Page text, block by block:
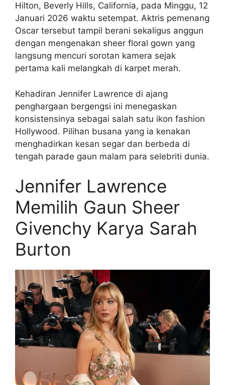
Hilton, Beverly Hills, California, pada Minggu, 12
Januari 2026 waktu setempat. Aktris pemenang
Oscar tersebut tampil berani sekaligus anggun
dengan mengenakan sheer floral gown yang
langsung mencuri sorotan kamera sejak
pertama kali melangkah di karpet merah.
Kehadiran Jennifer Lawrence di ajang
penghargaan bergengsi ini menegaskan
konsistensinya sebagai salah satu ikon fashion
Hollywood. Pilihan busana yang ia kenakan
menghadirkan kesan segar dan berbeda di
tengah parade gaun malam para selebriti dunia.
Jennifer Lawrence
Memilih Gaun Sheer
Givenchy Karya Sarah
Burton